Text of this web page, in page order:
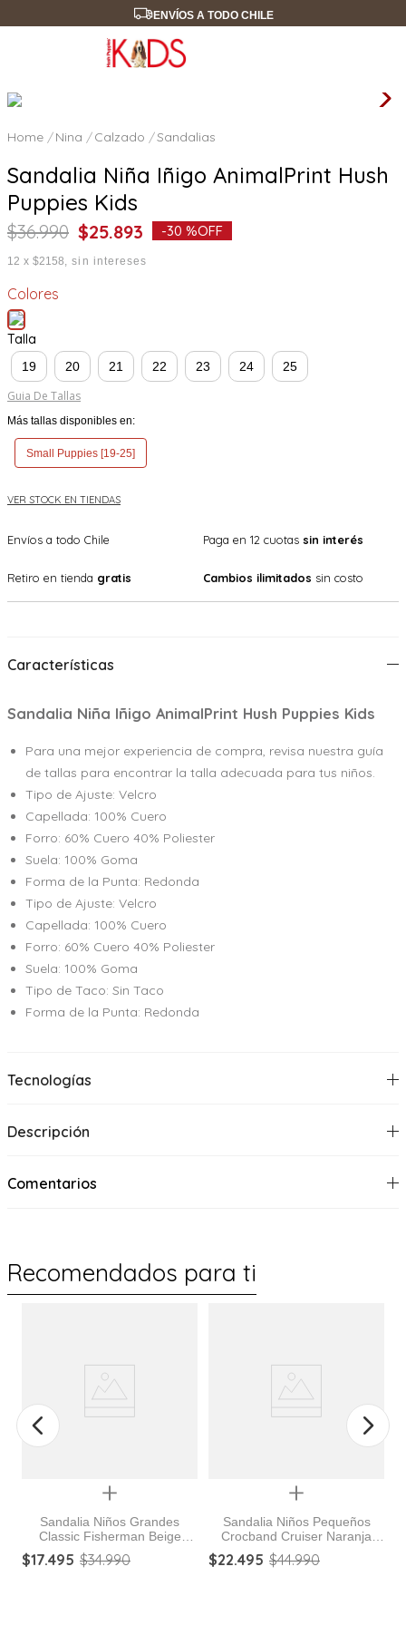
ENVÍOS A TODO CHILE
Nina Calzado Sandalias
Sandalia Niña Iñigo AnimalPrint Hush
Puppies Kids
$36.990 $25.893 -30 %OFF
12 x $2158 sin intereses
Colores
Talla
19 20 21 22 23 24 25
Guia De Tallas
Más tallas disponibles en:
Small Puppies [19-25]
VER STOCK EN TIENDAS
Envíos a todo Chile Paga en 12 cuotas sin interés
Retiro en tienda gratis Cambios ilimitados sin costo
Características
Sandalia Niña Iñigo AnimalPrint Hush Puppies Kids
Para una mejor experiencia de compra, revisa nuestra guía
de tallas para encontrar la talla adecuada para tus niños.
Tipo de Ajuste: Velcro
Capellada: 100% Cuero
Forro: 60% Cuero 40% Poliester
Suela: 100% Goma
Forma de la Punta: Redonda
Tipo de Ajuste: Velcro
Capellada: 100% Cuero
Forro: 60% Cuero 40% Poliester
Suela: 100% Goma
Tipo de Taco: Sin Taco
Forma de la Punta: Redonda
Tecnologías
Descripción
Comentarios
Recomendados para ti
Quickview
Sandalia Niños Grandes
Classic Fisherman Beige
$17.495 $34.990
Quickview
Sandalia Niños Pequeños
Crocband Cruiser Naranja
$22.495 $44.990